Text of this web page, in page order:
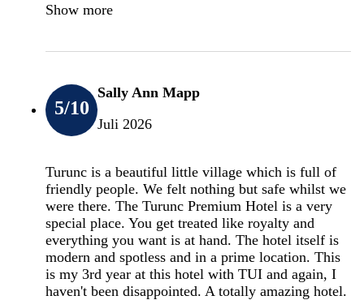
Show more
5/10
Sally Ann Mapp
Juli 2026
Turunc is a beautiful little village which is full of
friendly people. We felt nothing but safe whilst we
were there. The Turunc Premium Hotel is a very
special place. You get treated like royalty and
everything you want is at hand. The hotel itself is
modern and spotless and in a prime location. This
is my 3rd year at this hotel with TUI and again, I
haven't been disappointed. A totally amazing hotel.